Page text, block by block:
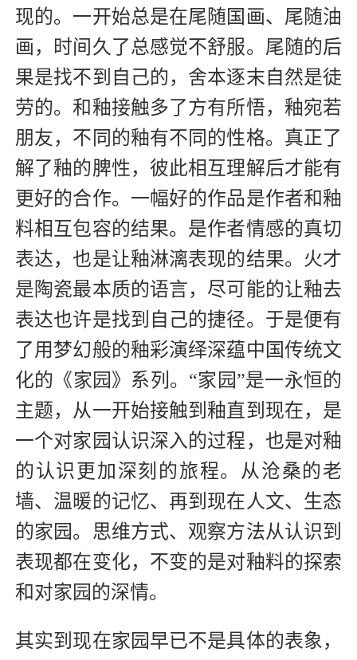
现的。一开始总是在尾随国画、尾随油
画，时间久了总感觉不舒服。尾随的后
果是找不到自己的，舍本逐末自然是徒
劳的。和釉接触多了方有所悟，釉宛若
朋友，不同的釉有不同的性格。真正了
解了釉的脾性，彼此相互理解后才能有
更好的合作。一幅好的作品是作者和釉
料相互包容的结果。是作者情感的真切
表达，也是让釉淋漓表现的结果。火才
是陶瓷最本质的语言，尽可能的让釉去
表达也许是找到自己的捷径。于是便有
了用梦幻般的釉彩演绎深蕴中国传统文
化的《家园》系列。“家园”是一永恒的
主题，从一开始接触到釉直到现在，是
一个对家园认识深入的过程，也是对釉
的认识更加深刻的旅程。从沧桑的老
墙、温暖的记忆、再到现在人文、生态
的家园。思维方式、观察方法从认识到
表现都在变化，不变的是对釉料的探索
和对家园的深情。
其实到现在家园早已不是具体的表象，